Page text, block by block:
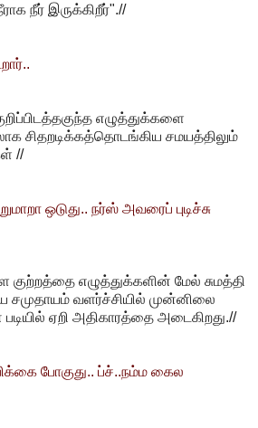
நீர் இருக்கிறீர்".//
எழுத்துக்களை
சிதறடிக்கத்தொடங்கிய சமயத்திலும்
//
ஒடுது.. நர்ஸ் அவரைப் புடிச்சு
குற்றத்தை எழுத்துக்களின் மேல் சுமத்தி
சமுதாயம் வளர்ச்சியில் முன்னிலை
ஏறி அதிகாரத்தை அடைகிறது.//
போகுது.. ப்ச்..நம்ம கைல